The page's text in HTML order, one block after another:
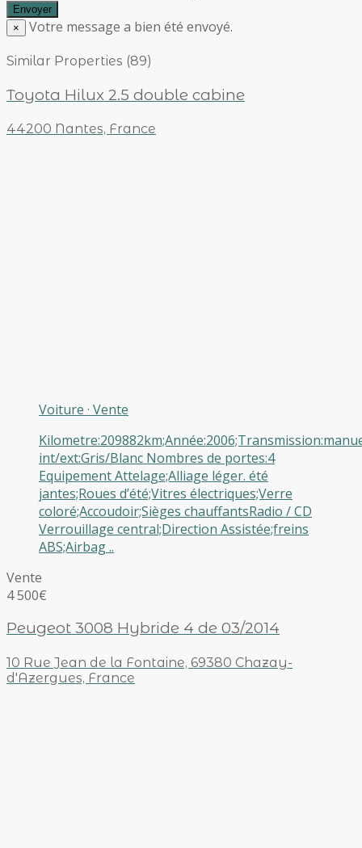
× Votre message a bien été envoyé.
Similar Properties (89)
Toyota Hilux 2.5 double cabine
44200 Nantes, France
Voiture · Vente
int/ext:Gris/Blanc Nombres de portes:4
Equipement Attelage;Alliage léger. été
jantes;Roues d’été;Vitres électriques;Verre
coloré;Accoudoir;Sièges chauffantsRadio / CD
Verrouillage central;Direction Assistée;freins
ABS;Airbag ..
Vente
4 500€
Peugeot 3008 Hybride 4 de 03/2014
10 Rue Jean de la Fontaine, 69380 Chazay-
d'Azergues, France